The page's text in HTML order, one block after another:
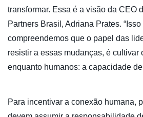
transformar. Essa é a visão da CEO
Partners Brasil, Adriana Prates.
compreendemos que o papel das
resistir a essas mudanças, é cultivar
enquanto humanos: a capacidade
Para incentivar a conexão humana,